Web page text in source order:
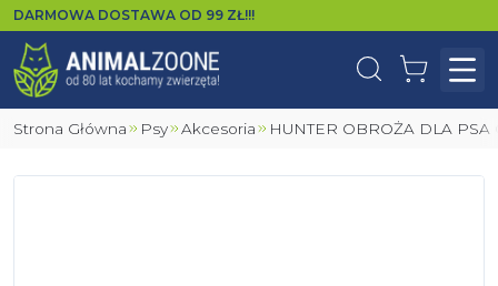
DARMOWA DOSTAWA OD 99 ZŁ!!!
WyszukajKoszyk
Strona Główna Psy Akcesoria HUNTER OBROŻA DLA